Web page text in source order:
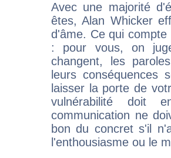
Avec une majorité
êtes, Alan Whicker
d'âme. Ce qui
: pour vous, on
changent, les
leurs conséquences
laisser la porte de
vulnérabilité doit
communication ne
bon du concret s'il
l'enthousiasme ou le